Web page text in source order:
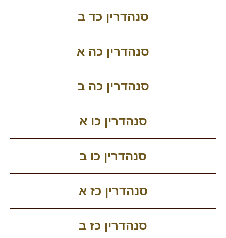
סנהדרין כד ב
סנהדרין כה א
סנהדרין כה ב
סנהדרין כו א
סנהדרין כו ב
סנהדרין כז א
סנהדרין כז ב